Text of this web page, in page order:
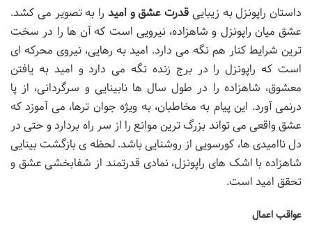
داستان راپونزل به زیبایی قدرت عشق و امید را به تصویر می کشد.
عشق میان راپونزل و شاهزاده، نیرویی است که آن ها را در سخت
ترین شرایط کنار هم نگه می دارد. امید به رهایی، نیروی محرکه ای
است که راپونزل را در برج زنده نگه می دارد و امید به یافتن
معشوق، شاهزاده را در طول سال ها نابینایی و سرگردانی، از پا
درنمی آورد. این پیام به مخاطبان، به ویژه جوان ترها، می آموزد که
عشق واقعی می تواند بزرگ ترین موانع را از سر راه بردارد و حتی در
دل ناامیدی ها، کورسویی از روشنایی باشد. لحظه ی بازگشت بینایی
شاهزاده با اشک های راپونزل، نمادی قدرتمند از شفابخشی عشق و
تحقق امید است.
عواقب اعمال